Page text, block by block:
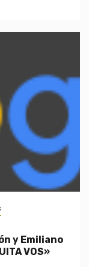
y Emiliano
VOS»